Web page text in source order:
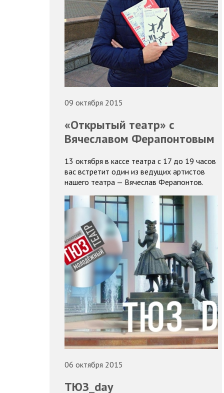
09 октября 2015
«Открытый театр» с
Вячеславом Ферапонтовым
13 октября в кассе театра с 17 до 19 часов
вас встретит один из ведущих артистов
нашего театра — Вячеслав Ферапонтов.
06 октября 2015
ТЮЗ_day